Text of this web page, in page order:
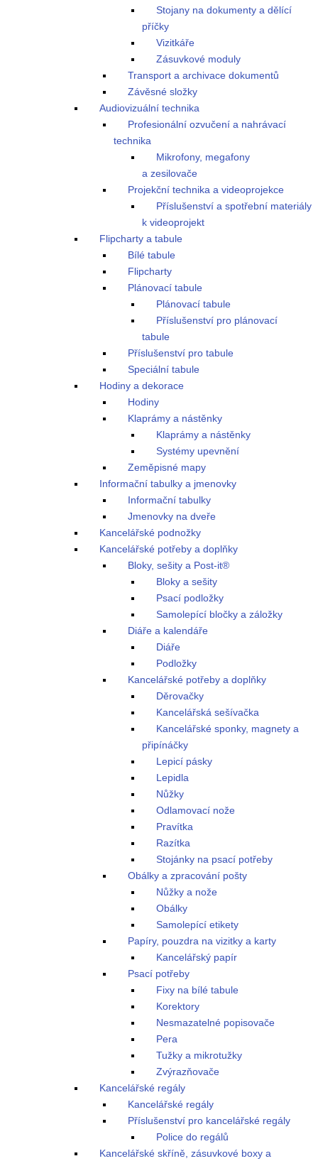
Stojany na dokumenty a dělící
příčky
Vizitkáře
Zásuvkové moduly
Transport a archivace dokumentů
Závěsné složky
Audiovizuální technika
Profesionální ozvučení a nahrávací
technika
Mikrofony, megafony
a zesilovače
Projekční technika a videoprojekce
Příslušenství a spotřební materiály
k videoprojekt
Flipcharty a tabule
Bílé tabule
Flipcharty
Plánovací tabule
Plánovací tabule
Příslušenství pro plánovací
tabule
Příslušenství pro tabule
Speciální tabule
Hodiny a dekorace
Hodiny
Klaprámy a nástěnky
Klaprámy a nástěnky
Systémy upevnění
Zeměpisné mapy
Informační tabulky a jmenovky
Informační tabulky
Jmenovky na dveře
Kancelářské podnožky
Kancelářské potřeby a doplňky
Bloky, sešity a Post-it®
Bloky a sešity
Psací podložky
Samolepící bločky a záložky
Diáře a kalendáře
Diáře
Podložky
Kancelářské potřeby a doplňky
Děrovačky
Kancelářská sešívačka
Kancelářské sponky, magnety a
připínáčky
Lepicí pásky
Lepidla
Nůžky
Odlamovací nože
Pravítka
Razítka
Stojánky na psací potřeby
Obálky a zpracování pošty
Nůžky a nože
Obálky
Samolepící etikety
Papíry, pouzdra na vizitky a karty
Kancelářský papír
Psací potřeby
Fixy na bílé tabule
Korektory
Nesmazatelné popisovače
Pera
Tužky a mikrotužky
Zvýrazňovače
Kancelářské regály
Kancelářské regály
Příslušenství pro kancelářské regály
Police do regálů
Kancelářské skříně, zásuvkové boxy a